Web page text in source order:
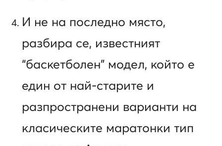
И не на последно място,
разбира се, известният
“баскетболен” модел, който е
един от най-старите и
разпространени варианти на
класическите маратонки тип